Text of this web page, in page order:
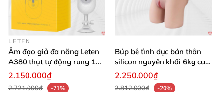
LETEN
Âm đạo giả đa năng Leten
A380 thụt tự động rung 10
chế độ
2.150.000₫
2.721.000₫
-21%
Búp bê tình dục bán thân
silicon nguyên khối 6kg cao
cấp giá rẻ
2.250.000₫
2.812.000₫
-20%